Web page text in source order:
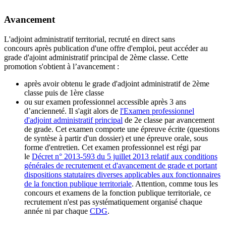
Avancement
L'adjoint administratif territorial, recruté en direct sans
concours après publication d'une offre d'emploi, peut accéder au
grade d'ajoint administratif principal de 2ème classe. Cette
promotion s'obtient à l’avancement :
après avoir obtenu le grade d'adjoint administratif de 2ème
classe puis de 1ère classe
ou sur examen professionnel accessible après 3 ans
d’ancienneté. Il s'agit alors de l'Examen professionnel
d'adjoint administratif principal de 2e classe par avancement
de grade. Cet examen comporte une épreuve écrite (questions
de syntèse à partir d'un dossier) et une épreuve orale, sous
forme d'entretien. Cet examen professionnel est régi par
le Décret n° 2013-593 du 5 juillet 2013 relatif aux conditions
générales de recrutement et d'avancement de grade et portant
dispositions statutaires diverses applicables aux fonctionnaires
de la fonction publique territoriale. Attention, comme tous les
concours et examens de la fonction publique territoriale, ce
recrutement n'est pas systématiquement organisé chaque
année ni par chaque CDG.